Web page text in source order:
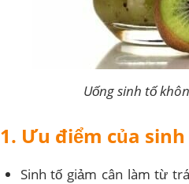
Uống sinh tố
1. Ưu điểm của
Sinh tố giảm cân làm từ